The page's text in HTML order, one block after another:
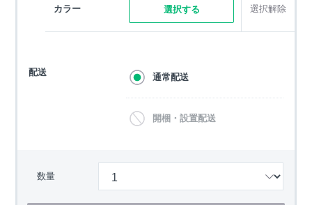
カラー 選択する 選択解除
配送 通常配送
開梱・設置配送
数量